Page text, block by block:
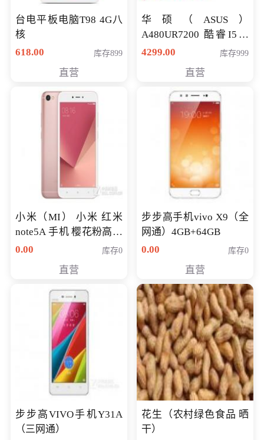
台电平板电脑T98 4G八
核
618.00
库存899
直营
华硕（ASUS）
A480UR7200 酷睿I5超
薄学生办公游戏独显笔
NV930-2G独
4299.00 库存999
直营
小米（MI） 小米 红米
note5A 手机 樱花粉高配
版 全网通(3G+32G)
0.00 库存0
直营
步步高手机vivo X9（全
网通）4GB+64GB
0.00
库存0
直营
步步高VIVO手机Y31A
（三网通）
花生（农村绿色食品 晒
干）